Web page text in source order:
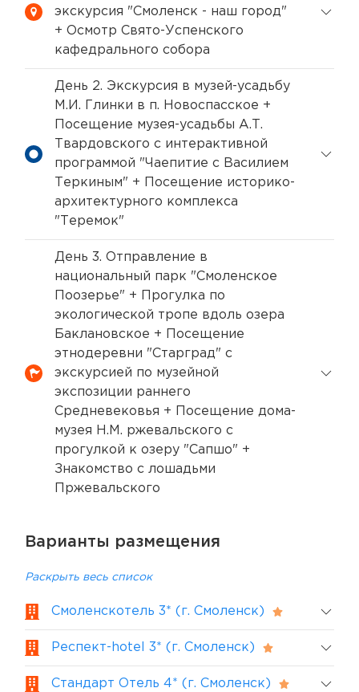
экскурсия "Смоленск - наш город"
+ Осмотр Свято-Успенского
кафедрального собора
День 2. Экскурсия в музей-усадьбу
М.И. Глинки в п. Новоспасское +
Посещение музея-усадьбы А.Т.
Твардовского с интерактивной
программой "Чаепитие с Василием
Теркиным" + Посещение историко-
архитектурного комплекса
"Теремок"
День 3. Отправление в
национальный парк "Смоленское
Поозерье" + Прогулка по
экологической тропе вдоль озера
Баклановское + Посещение
этнодеревни "Старград" с
экскурсией по музейной
экспозиции раннего
Средневековья + Посещение дома-
музея Н.М. ржевальского с
прогулкой к озеру "Сапшо" +
Знакомство с лошадьми
Пржевальского
Варианты размещения
Раскрыть весь список
Смоленскотель 3* (г. Смоленск)
Респект-hotel 3* (г. Смоленск)
Стандарт Отель 4* (г. Смоленск)